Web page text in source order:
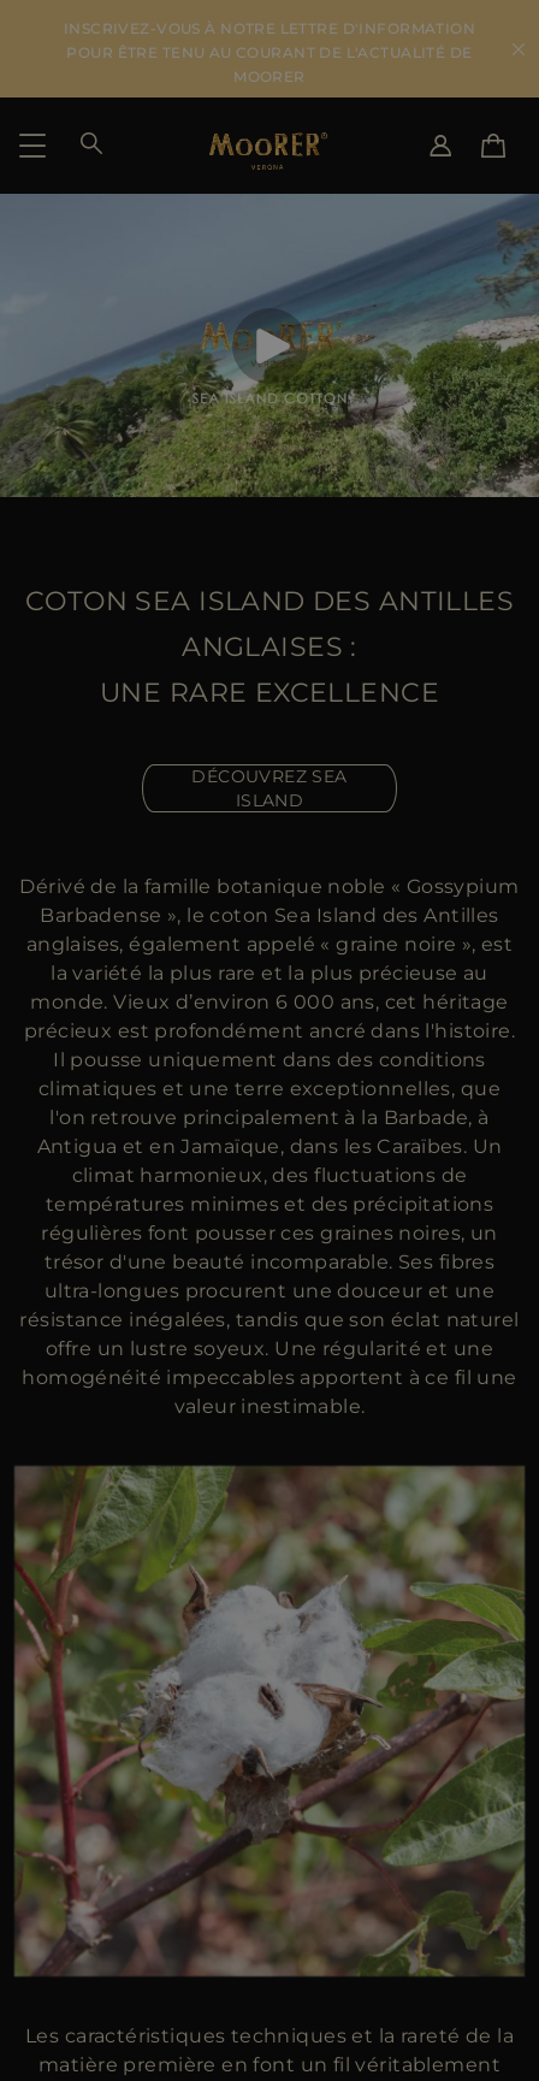
INSCRIVEZ-VOUS À NOTRE LETTRE D'INFORMATION
POUR ÊTRE TENU AU COURANT DE L'ACTUALITÉ DE
MOORER
US
JP
AU
DK
FR
GB
CHANGER DE LANGUE
VOIR LES RÉSULTATS
COTON SEA ISLAND DES ANTILLES
ANGLAISES :
UNE RARE EXCELLENCE
DÉCOUVREZ SEA
ISLAND
Dérivé de la famille botanique noble « Gossypium
Barbadense », le coton Sea Island des Antilles
anglaises, également appelé « graine noire », est
la variété la plus rare et la plus précieuse au
monde. Vieux d’environ 6 000 ans, cet héritage
précieux est profondément ancré dans l'histoire.
Il pousse uniquement dans des conditions
climatiques et une terre exceptionnelles, que
l'on retrouve principalement à la Barbade, à
Antigua et en Jamaïque, dans les Caraïbes. Un
climat harmonieux, des fluctuations de
températures minimes et des précipitations
régulières font pousser ces graines noires, un
trésor d'une beauté incomparable. Ses fibres
ultra-longues procurent une douceur et une
résistance inégalées, tandis que son éclat naturel
offre un lustre soyeux. Une régularité et une
homogénéité impeccables apportent à ce fil une
valeur inestimable.
Les caractéristiques techniques et la rareté de la
matière première en font un fil véritablement